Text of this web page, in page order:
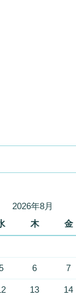
2026年8月
木 金
6 7
13 14